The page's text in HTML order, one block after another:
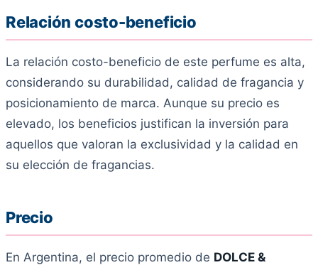
Relación costo-beneficio
La relación costo-beneficio de este perfume es alta,
considerando su durabilidad, calidad de fragancia y
posicionamiento de marca. Aunque su precio es
elevado, los beneficios justifican la inversión para
aquellos que valoran la exclusividad y la calidad en
su elección de fragancias.
Precio
En Argentina, el precio promedio de DOLCE &